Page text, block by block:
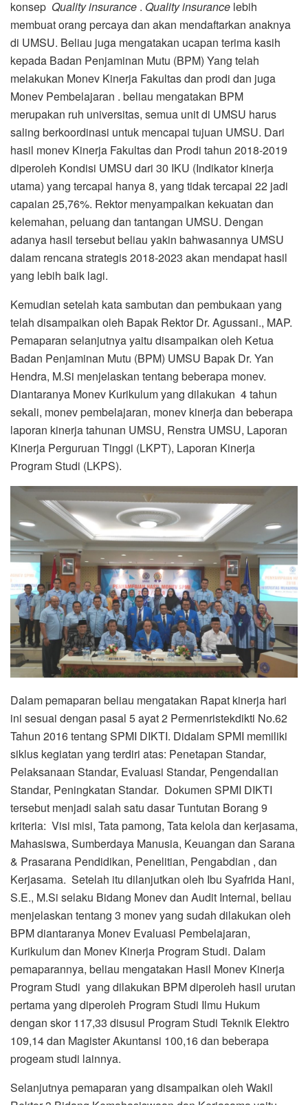
konsep Quality insurance . Quality insurance lebih
membuat orang percaya dan akan mendaftarkan anaknya
di UMSU. Beliau juga mengatakan ucapan terima kasih
kepada Badan Penjaminan Mutu (BPM) Yang telah
melakukan Monev Kinerja Fakultas dan prodi dan juga
Monev Pembelajaran . beliau mengatakan BPM
merupakan ruh universitas, semua unit di UMSU harus
saling berkoordinasi untuk mencapai tujuan UMSU. Dari
hasil monev Kinerja Fakultas dan Prodi tahun 2018-2019
diperoleh Kondisi UMSU dari 30 IKU (Indikator kinerja
utama) yang tercapai hanya 8, yang tidak tercapai 22 jadi
capaian 25,76%. Rektor menyampaikan kekuatan dan
kelemahan, peluang dan tantangan UMSU. Dengan
adanya hasil tersebut beliau yakin bahwasannya UMSU
dalam rencana strategis 2018-2023 akan mendapat hasil
yang lebih baik lagi.
Kemudian setelah kata sambutan dan pembukaan yang
telah disampaikan oleh Bapak Rektor Dr. Agussani., MAP.
Pemaparan selanjutnya yaitu disampaikan oleh Ketua
Badan Penjaminan Mutu (BPM) UMSU Bapak Dr. Yan
Hendra, M.Si menjelaskan tentang beberapa monev.
Diantaranya Monev Kurikulum yang dilakukan 4 tahun
sekali, monev pembelajaran, monev kinerja dan beberapa
laporan kinerja tahunan UMSU, Renstra UMSU, Laporan
Kinerja Perguruan Tinggi (LKPT), Laporan Kinerja
Program Studi (LKPS).
Dalam pemaparan beliau mengatakan Rapat kinerja hari
ini sesuai dengan pasal 5 ayat 2 Permenristekdikti No.62
Tahun 2016 tentang SPMI DIKTI. Didalam SPMI memiliki
siklus kegiatan yang terdiri atas: Penetapan Standar,
Pelaksanaan Standar, Evaluasi Standar, Pengendalian
Standar, Peningkatan Standar. Dokumen SPMI DIKTI
tersebut menjadi salah satu dasar Tuntutan Borang 9
kriteria: Visi misi, Tata pamong, Tata kelola dan kerjasama,
Mahasiswa, Sumberdaya Manusia, Keuangan dan Sarana
& Prasarana Pendidikan, Penelitian, Pengabdian , dan
Kerjasama. Setelah itu dilanjutkan oleh Ibu Syafrida Hani,
S.E., M.Si selaku Bidang Monev dan Audit Internal, beliau
menjelaskan tentang 3 monev yang sudah dilakukan oleh
BPM diantaranya Monev Evaluasi Pembelajaran,
Kurikulum dan Monev Kinerja Program Studi. Dalam
pemaparannya, beliau mengatakan Hasil Monev Kinerja
Program Studi yang dilakukan BPM diperoleh hasil urutan
pertama yang diperoleh Program Studi Ilmu Hukum
dengan skor 117,33 disusul Program Studi Teknik Elektro
109,14 dan Magister Akuntansi 100,16 dan beberapa
progeam studi lainnya.
Selanjutnya pemaparan yang disampaikan oleh Wakil